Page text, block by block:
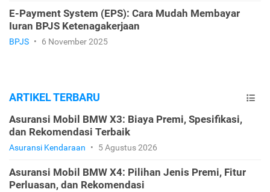
E-Payment System (EPS): Cara Mudah Membayar
Iuran BPJS Ketenagakerjaan
BPJS • 6 November 2025
ARTIKEL TERBARU
Asuransi Mobil BMW X3: Biaya Premi, Spesifikasi,
dan Rekomendasi Terbaik
Asuransi Kendaraan • 5 Agustus 2026
Asuransi Mobil BMW X4: Pilihan Jenis Premi, Fitur
Perluasan, dan Rekomendasi